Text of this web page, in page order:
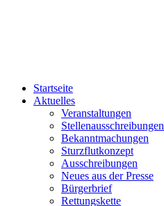
Startseite
Aktuelles
Veranstaltungen
Stellenausschreibungen
Bekanntmachungen
Sturzflutkonzept
Ausschreibungen
Neues aus der Presse
Bürgerbrief
Rettungskette